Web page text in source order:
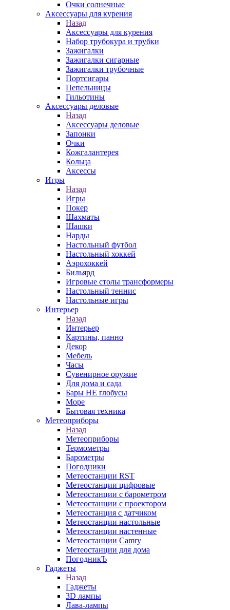
Очки солнечные
Аксессуары для курения
Назад
Аксессуары для курения
Набор трубокура и трубки
Зажигалки
Зажигалки сигарные
Зажигалки трубочные
Портсигары
Пепельницы
Гильотины
Аксессуары деловые
Назад
Аксессуары деловые
Запонки
Очки
Кожгалантерея
Кольца
Аксессы
Игры
Назад
Игры
Покер
Шахматы
Шашки
Нарды
Настольный футбол
Настольный хоккей
Аэрохоккей
Бильярд
Игровые столы трансформеры
Настольный теннис
Настольные игры
Интерьер
Назад
Интерьер
Картины, панно
Декор
Мебель
Часы
Сувенирное оружие
Для дома и сада
Бары НЕ глобусы
Море
Бытовая техника
Метеоприборы
Назад
Метеоприборы
Термометры
Барометры
Погодники
Метеостанции RST
Метеостанции цифровые
Метеостанции с барометром
Метеостанции с проектором
Метеостанция с датчиком
Метеостанции настольные
Метеостанции настенные
Метеостанции Camry
Метеостанции для дома
ПогодникЪ
Гаджеты
Назад
Гаджеты
3D лампы
Лава-лампы